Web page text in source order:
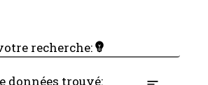
recherche:
données trouvé: